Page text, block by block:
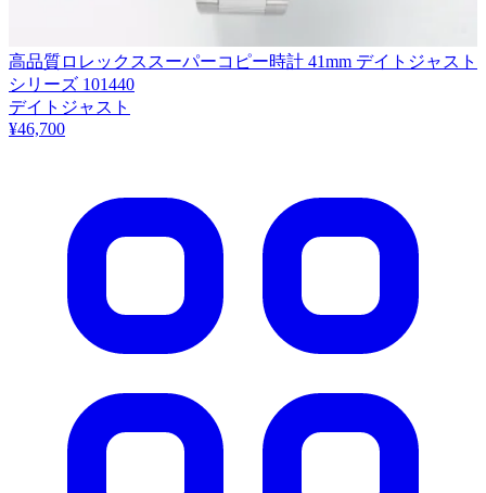
高品質ロレックススーパーコピー時計 41mm デイトジャスト
シリーズ 101440
デイトジャスト
¥46,700